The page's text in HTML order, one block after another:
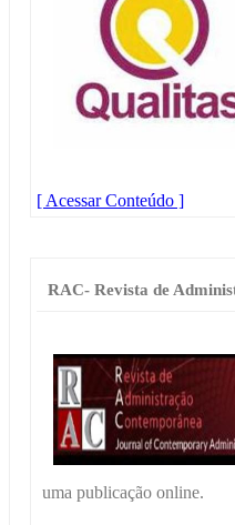
[ Acessar Conteúdo ]
RAC- Revista de
uma publicação online.